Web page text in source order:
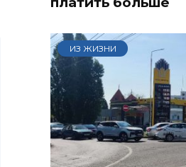
ИЗ ЖИЗНИ